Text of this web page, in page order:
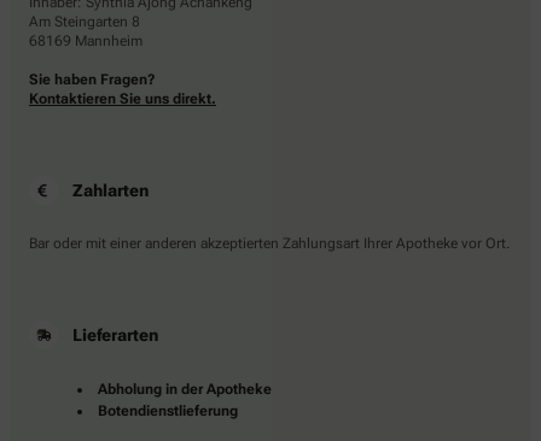
Am Steingarten 8
68169 Mannheim
Sie haben Fragen?
Kontaktieren Sie uns direkt.
Zahlarten
Bar oder mit einer anderen akzeptierten Zahlungsart Ihrer Apotheke vor Ort.
Lieferarten
Abholung in der Apotheke
Botendienstlieferung